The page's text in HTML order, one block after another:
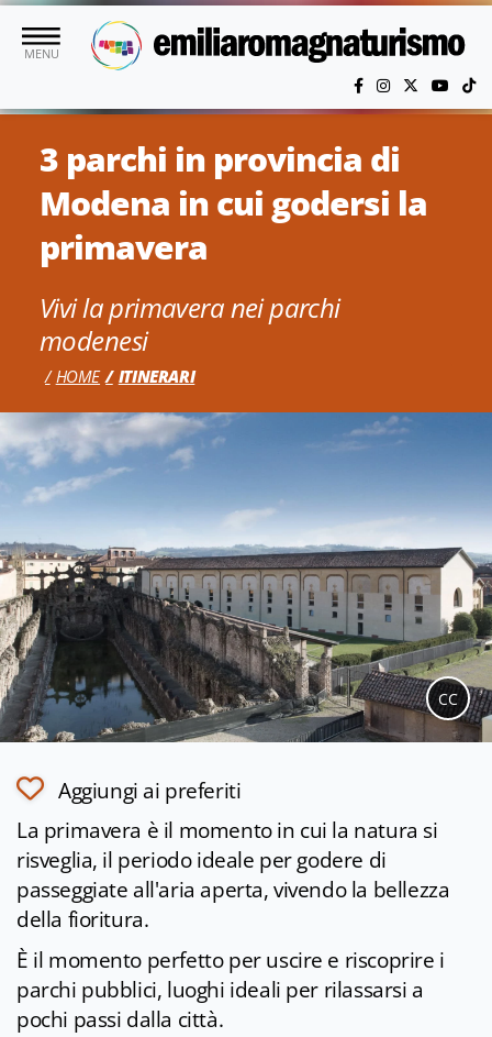
Vai al contenuto principale
MENU
3 parchi in provincia di
Modena in cui godersi la
primavera
Vivi la primavera nei parchi
modenesi
HOME ITINERARI
CC
Aggiungi ai preferiti
La primavera è il momento in cui la natura si
risveglia, il periodo ideale per godere di
passeggiate all'aria aperta, vivendo la bellezza
della fioritura.
È il momento perfetto per uscire e riscoprire i
parchi pubblici, luoghi ideali per rilassarsi a
pochi passi dalla città.